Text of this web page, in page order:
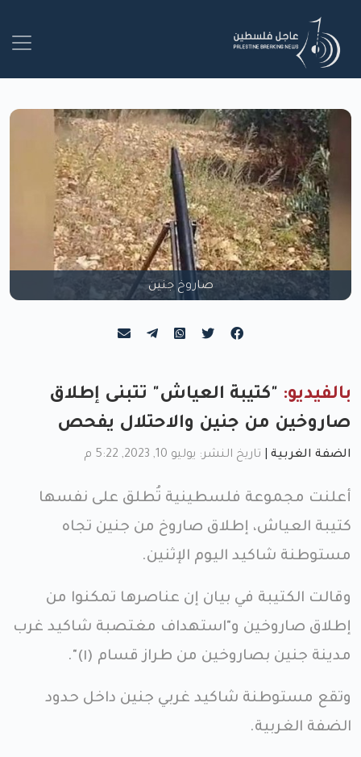
صاروخ جنين
بالفيديو: "كتيبة العياش" تتبنى إطلاق
صاروخين من جنين والاحتلال يفحص
الضفة الغربية تاريخ النشر: يوليو 10, 2023, 5:22 م
أعلنت مجموعة فلسطينية تُطلق على نفسها
كتيبة العياش، إطلاق صاروخ من جنين تجاه
مستوطنة شاكيد اليوم الإثنين.
وقالت الكتيبة في بيان إن عناصرها تمكنوا من
إطلاق صاروخين و"استهداف مغتصبة شاكيد غرب
مدينة جنين بصاروخين من طراز قسام (١)".
وتقع مستوطنة شاكيد غربي جنين داخل حدود
الضفة الغربية.